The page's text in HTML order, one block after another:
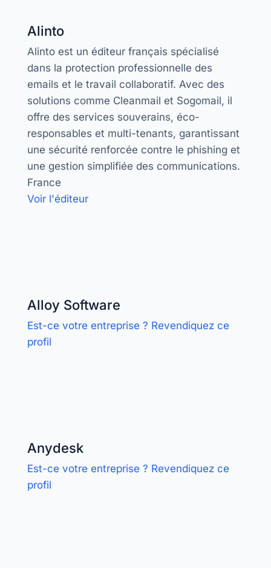
Alinto
Alinto est un éditeur français spécialisé
dans la protection professionnelle des
emails et le travail collaboratif. Avec des
solutions comme Cleanmail et Sogomail, il
offre des services souverains, éco-
responsables et multi-tenants, garantissant
une sécurité renforcée contre le phishing et
une gestion simplifiée des communications.
France
Voir l'éditeur
Alloy Software
Est-ce votre entreprise ? Revendiquez ce
profil
Anydesk
Est-ce votre entreprise ? Revendiquez ce
profil